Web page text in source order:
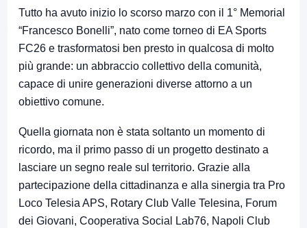
Tutto ha avuto inizio lo scorso marzo con il 1° Memorial
“Francesco Bonelli”, nato come torneo di EA Sports
FC26 e trasformatosi ben presto in qualcosa di molto
più grande: un abbraccio collettivo della comunità,
capace di unire generazioni diverse attorno a un
obiettivo comune.
Quella giornata non è stata soltanto un momento di
ricordo, ma il primo passo di un progetto destinato a
lasciare un segno reale sul territorio. Grazie alla
partecipazione della cittadinanza e alla sinergia tra Pro
Loco Telesia APS, Rotary Club Valle Telesina, Forum
dei Giovani, Cooperativa Social Lab76, Napoli Club